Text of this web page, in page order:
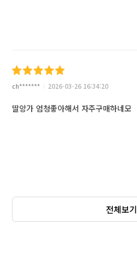
ch******* 2026-03-26 16:34:20
딸앙가 엄청좋아해서 자주구매하네모
전체보기